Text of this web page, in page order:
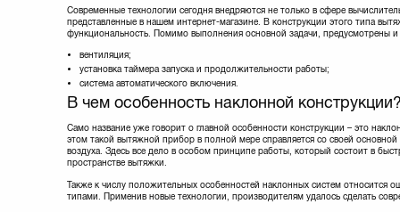
Современные технологии сегодня внедряются не только в сфере
представленные в нашем интернет-магазине. В конструкции этого типа
функциональность. Помимо выполнения основной задачи, предусмотрены
вентиляция;
установка таймера запуска и продолжительности работы;
система автоматического включения.
В чем особенность наклонной
Само название уже говорит о главной особенности конструкции – это
этом такой вытяжной прибор в полной мере справляется со своей
воздуха. Здесь все дело в особом принципе работы, который состоит в
пространстве вытяжки.
Также к числу положительных особенностей наклонных систем относится
типами. Применив новые технологии, производителям удалось сделать